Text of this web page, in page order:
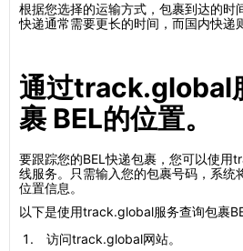
根据您选择的运输方式，包裹到达的时
快递通常需要更长的时间，而国内快递
通过track.global
裹 BEL的位置。
要跟踪您的BEL快递包裹，您可以使用
线服务。只需输入您的包裹号码，系统
位置信息。
以下是使用track.global服务查询包裹
访问track.global网站。